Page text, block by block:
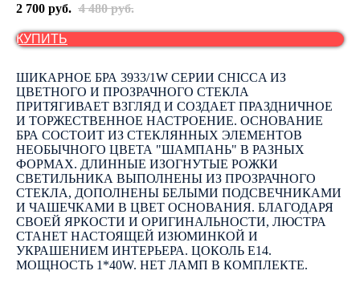
2 700 руб. 4 480 руб.
КУПИТЬ
ШИКАРНОЕ БРА 3933/1W СЕРИИ CHICCA ИЗ
ЦВЕТНОГО И ПРОЗРАЧНОГО СТЕКЛА
ПРИТЯГИВАЕТ ВЗГЛЯД И СОЗДАЕТ ПРАЗДНИЧНОЕ
И ТОРЖЕСТВЕННОЕ НАСТРОЕНИЕ. ОСНОВАНИЕ
БРА СОСТОИТ ИЗ СТЕКЛЯННЫХ ЭЛЕМЕНТОВ
НЕОБЫЧНОГО ЦВЕТА "ШАМПАНЬ" В РАЗНЫХ
ФОРМАХ. ДЛИННЫЕ ИЗОГНУТЫЕ РОЖКИ
СВЕТИЛЬНИКА ВЫПОЛНЕНЫ ИЗ ПРОЗРАЧНОГО
СТЕКЛА, ДОПОЛНЕНЫ БЕЛЫМИ ПОДСВЕЧНИКАМИ
И ЧАШЕЧКАМИ В ЦВЕТ ОСНОВАНИЯ. БЛАГОДАРЯ
СВОЕЙ ЯРКОСТИ И ОРИГИНАЛЬНОСТИ, ЛЮСТРА
СТАНЕТ НАСТОЯЩЕЙ ИЗЮМИНКОЙ И
УКРАШЕНИЕМ ИНТЕРЬЕРА. ЦОКОЛЬ E14.
МОЩНОСТЬ 1*40W. НЕТ ЛАМП В КОМПЛЕКТЕ.